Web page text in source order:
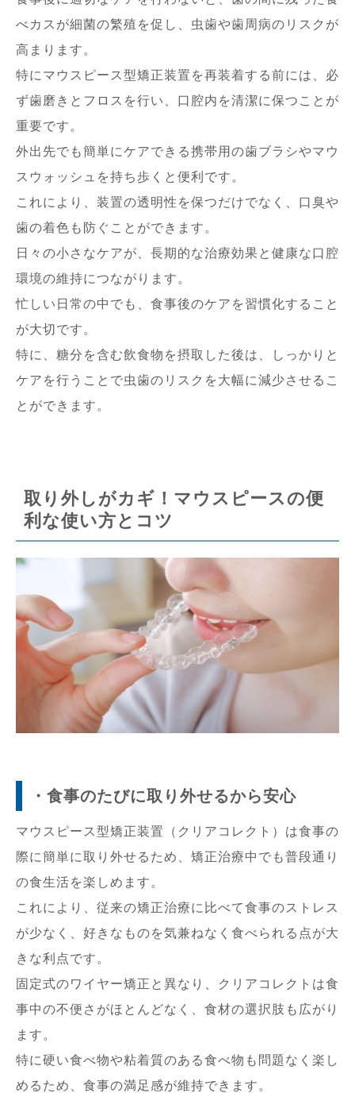
べカスが細菌の繁殖を促し、虫歯や歯周病のリスクが
高まります。
特にマウスピース型矯正装置を再装着する前には、必
ず歯磨きとフロスを行い、口腔内を清潔に保つことが
重要です。
外出先でも簡単にケアできる携帯用の歯ブラシやマウ
スウォッシュを持ち歩くと便利です。
これにより、装置の透明性を保つだけでなく、口臭や
歯の着色も防ぐことができます。
日々の小さなケアが、長期的な治療効果と健康な口腔
環境の維持につながります。
忙しい日常の中でも、食事後のケアを習慣化すること
が大切です。
特に、糖分を含む飲食物を摂取した後は、しっかりと
ケアを行うことで虫歯のリスクを大幅に減少させるこ
とができます。
取り外しがカギ！マウスピースの便
利な使い方とコツ
・食事のたびに取り外せるから安心
マウスピース型矯正装置（クリアコレクト）は食事の
際に簡単に取り外せるため、矯正治療中でも普段通り
の食生活を楽しめます。
これにより、従来の矯正治療に比べて食事のストレス
が少なく、好きなものを気兼ねなく食べられる点が大
きな利点です。
固定式のワイヤー矯正と異なり、クリアコレクトは食
事中の不便さがほとんどなく、食材の選択肢も広がり
ます。
特に硬い食べ物や粘着質のある食べ物も問題なく楽し
めるため、食事の満足感が維持できます。